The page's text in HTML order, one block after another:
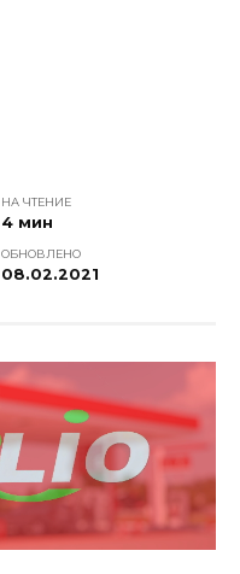
НА ЧТЕНИЕ
4 мин
ОБНОВЛЕНО
08.02.2021